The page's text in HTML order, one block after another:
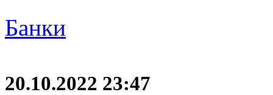
Банки
20.10.2022 23:47